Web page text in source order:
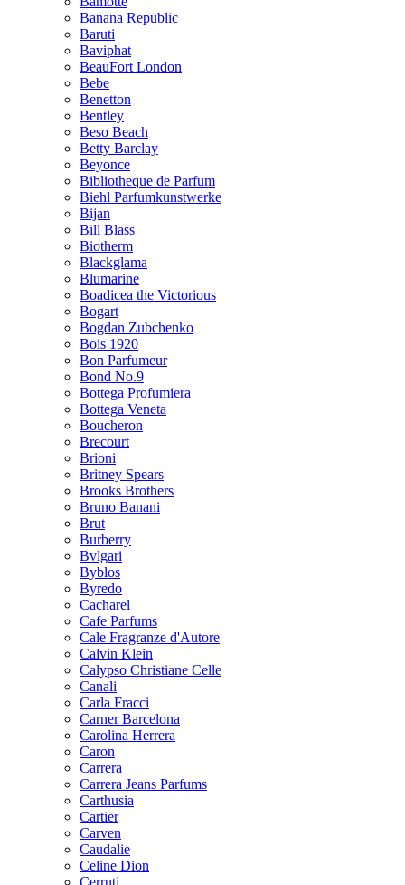
Banana Republic
Baruti
Baviphat
BeauFort London
Bebe
Benetton
Bentley
Beso Beach
Betty Barclay
Beyonce
Bibliotheque de Parfum
Biehl Parfumkunstwerke
Bijan
Bill Blass
Biotherm
Blackglama
Blumarine
Boadicea the Victorious
Bogart
Bogdan Zubchenko
Bois 1920
Bon Parfumeur
Bond No.9
Bottega Profumiera
Bottega Veneta
Boucheron
Brecourt
Brioni
Britney Spears
Brooks Brothers
Bruno Banani
Brut
Burberry
Bvlgari
Byblos
Byredo
Cacharel
Cafe Parfums
Cale Fragranze d'Autore
Calvin Klein
Calypso Christiane Celle
Canali
Carla Fracci
Carner Barcelona
Carolina Herrera
Caron
Carrera
Carrera Jeans Parfums
Carthusia
Cartier
Carven
Caudalie
Celine Dion
Cerruti